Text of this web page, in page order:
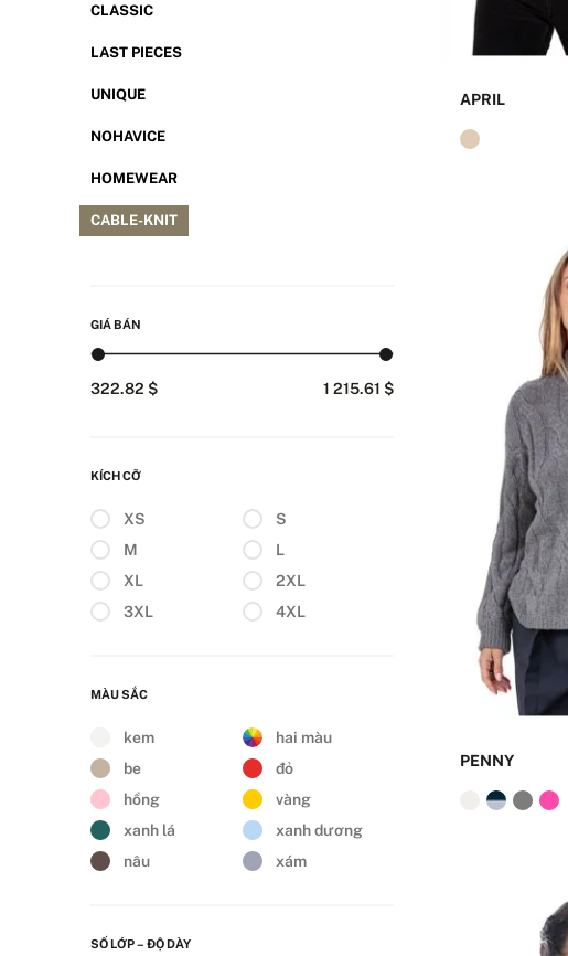
CLASSIC
LAST PIECES
UNIQUE
NOHAVICE
HOMEWEAR
CABLE-KNIT
GIÁ BÁN
322.82 $ 1 215.61 $
KÍCH CỠ
XS
S
M
L
XL
2XL
3XL
4XL
MÀU SẮC
kem
hai màu
be
đỏ
hồng
vàng
xanh lá
xanh dương
nâu
xám
SỐ LỚP – ĐỘ DÀY
APRIL
PENNY